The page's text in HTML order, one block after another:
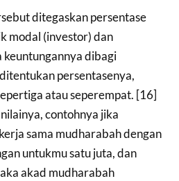
ditegaskan persentase
modal (investor) dan
keuntungannya dibagi
persentasenya,
atau seperempat. [16]
contohnya jika
sama mudharabah dengan
untukmu satu juta, dan
akad mudharabah